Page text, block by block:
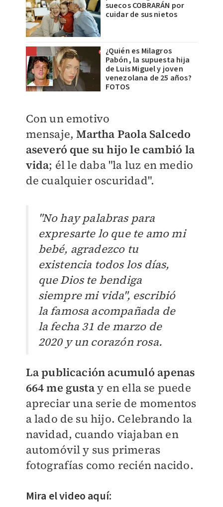
suecos COBRARÁN por
cuidar de sus nietos
¿Quién es Milagros
Pabón, la supuesta hija
de Luis Miguel y joven
venezolana de 25 años?
FOTOS
Con un emotivo
mensaje, Martha Paola Salcedo
aseveró que su hijo le cambió la
vida; él le daba "la luz en medio
de cualquier oscuridad".
"No hay palabras para
expresarte lo que te amo mi
bebé, agradezco tu
existencia todos los días,
que Dios te bendiga
siempre mi vida", escribió
la famosa acompañada de
la fecha 31 de marzo de
2020 y un corazón rosa.
La publicación acumuló apenas
664 me gustay en ella se puede
apreciar una serie de momentos
a lado de su hijo. Celebrando la
navidad, cuando viajaban en
automóvil y sus primeras
fotografías como recién nacido.
Mira el video aquí: